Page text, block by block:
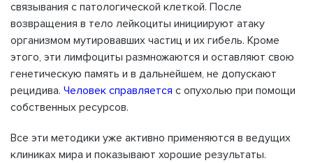
связывания с патологической клеткой. После
возвращения в тело лейкоциты инициируют атаку
организмом мутировавших частиц и их гибель. Кроме
этого, эти лимфоциты размножаются и оставляют свою
генетическую память и в дальнейшем, не допускают
рецидива. Человек справляется с опухолью при помощи
собственных ресурсов.
Все эти методики уже активно применяются в ведущих
клиниках мира и показывают хорошие результаты.